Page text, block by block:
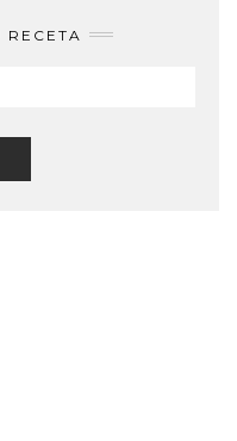
RECETA